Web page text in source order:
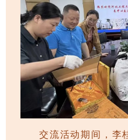
交流活动期间，李